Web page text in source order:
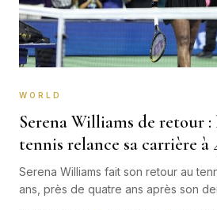
WORLD
Serena Williams de retour
tennis relance sa carrière à
Serena Williams fait son retour au
ans, près de quatre ans après son